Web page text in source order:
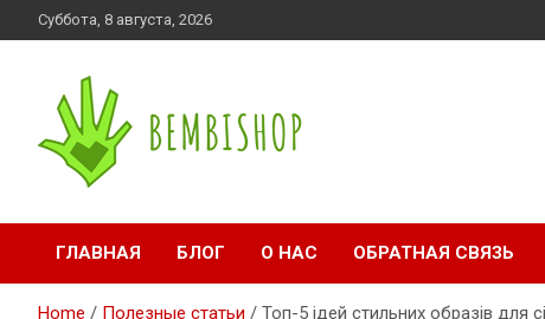
to
Суббота, 8 августа, 2026
bembishop.com.ua
ГЛАВНАЯ БЛОГ О НАС ОБРАТНАЯ СВЯЗЬ
Home Полезные статьи Топ-5 ідей стильних образів для